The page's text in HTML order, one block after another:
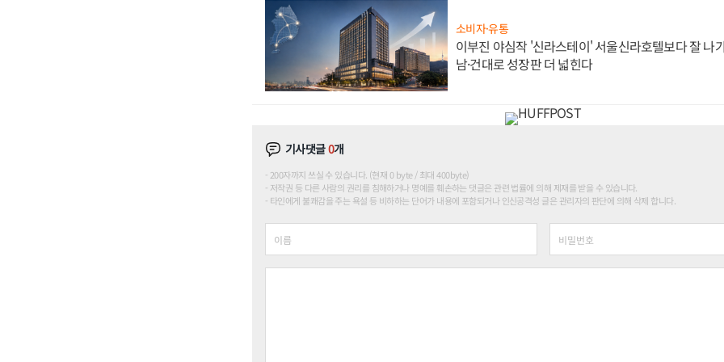
소비자·유통
이부진 야심작 '신라스테이' 서울신라호텔보다 잘 나
남·건대로 성장판 더 넓힌다
기사댓글0개
200자까지 쓰실 수 있습니다. (현재 0 byte / 최대 400byte)
저작권 등 다른 사람의 권리를 침해하거나 명예를 훼손하는 댓글은 관련 법률에 의해 제재를 받을 수 있습니다.
타인에게 불쾌감을 주는 욕설 등 비하하는 단어가 내용에 포함되거나 인신공격성 글은 관리자의 판단에 의해 삭제 합니다.